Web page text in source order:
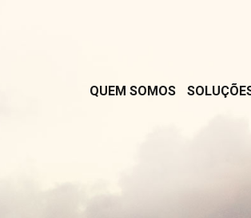
QUEM SOMOS